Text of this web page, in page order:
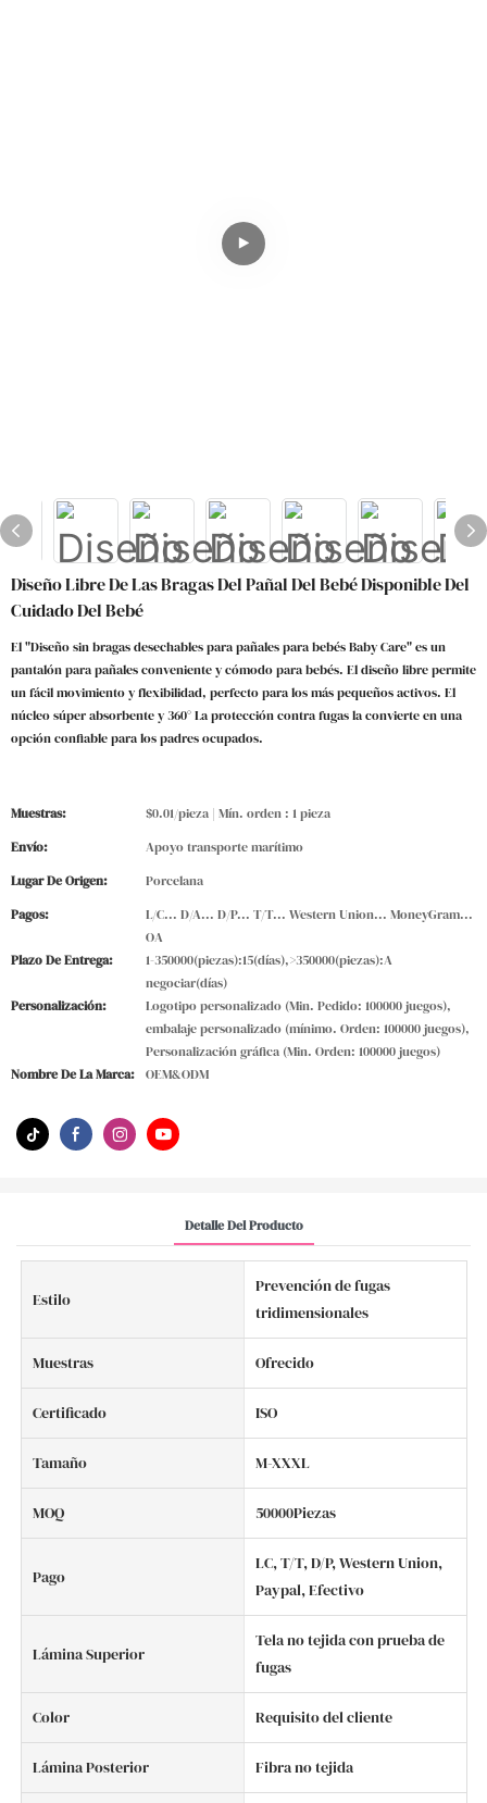
Diseño Libre De Las Bragas Del Pañal Del Bebé Disponible Del
Cuidado Del Bebé
El "Diseño sin bragas desechables para pañales para bebés Baby Care" es un
pantalón para pañales conveniente y cómodo para bebés. El diseño libre permite
un fácil movimiento y flexibilidad, perfecto para los más pequeños activos. El
núcleo súper absorbente y 360° La protección contra fugas la convierte en una
opción confiable para los padres ocupados.
Muestras:
$0.01/pieza | Mín. orden : 1 pieza
Envío:
Apoyo transporte marítimo
Lugar De Origen:
Porcelana
Pagos:
L/C... D/A... D/P... T/T... Western Union... MoneyGram...
OA
Plazo De Entrega:
1-350000(piezas):15(días),>350000(piezas):A
negociar(días)
Personalización:
Logotipo personalizado (Min. Pedido: 100000 juegos),
embalaje personalizado (mínimo. Orden: 100000 juegos),
Personalización gráfica (Min. Orden: 100000 juegos)
Nombre De La Marca:
OEM&ODM
Detalle Del Producto
Estilo
Prevención de fugas
tridimensionales
Muestras Ofrecido
Certificado ISO
Tamaño M-XXXL
MOQ 50000Piezas
Pago
LC, T/T, D/P, Western Union,
Paypal, Efectivo
Lámina Superior
Tela no tejida con prueba de
fugas
Color Requisito del cliente
Lámina Posterior Fibra no tejida